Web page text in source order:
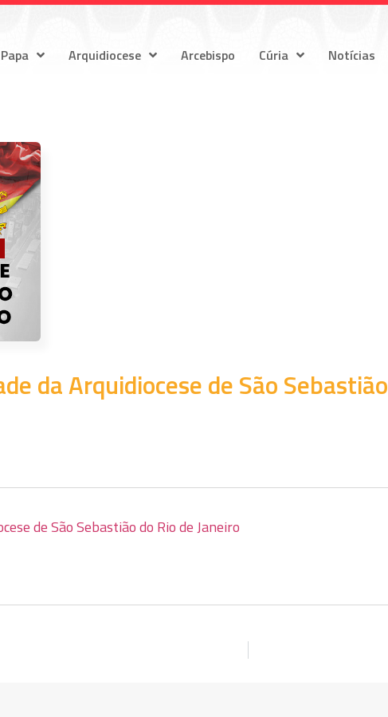
Papa Arquidiocese Arcebispo Cúria Notícias
da Arquidiocese de São Sebastião
de São Sebastião do Rio de Janeiro